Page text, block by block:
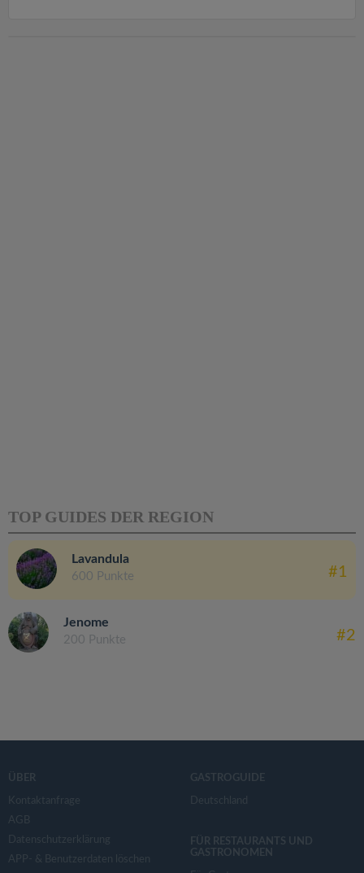
TOP GUIDES DER REGION
Lavandula
600 Punkte #1
Jenome
200 Punkte #2
ÜBER
Kontaktanfrage
AGB
Datenschutzerklärung
APP- & Benutzerdaten löschen
GASTROGUIDE
Deutschland
FÜR RESTAURANTS UND
GASTRONOMEN